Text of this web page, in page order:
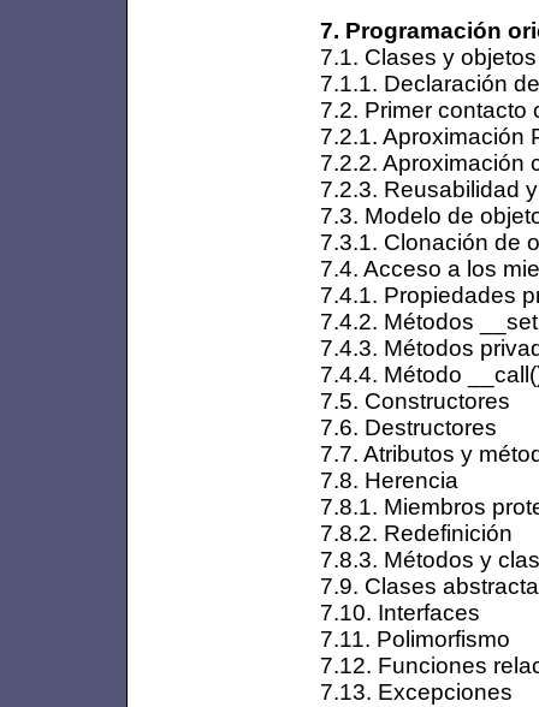
7. Programación
7.1. Clases y objetos
7.1.1. Declaración
7.2. Primer contacto
7.2.1. Aproximación
7.2.2. Aproximación
7.2.3. Reusabilidad
7.3. Modelo de
7.3.1. Clonación de
7.4. Acceso a los
7.4.1. Propiedades
7.4.2. Métodos
7.4.3. Métodos
7.4.4. Método
7.5. Constructores
7.6. Destructores
7.7. Atributos y
7.8. Herencia
7.8.1. Miembros
7.8.2. Redefinición
7.8.3. Métodos y
7.9. Clases
7.10. Interfaces
7.11. Polimorfismo
7.12. Funciones
7.13. Excepciones